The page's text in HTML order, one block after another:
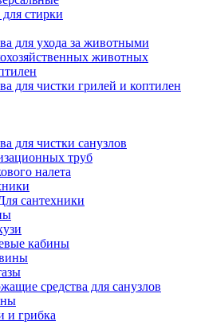
стирки
для ухода за животными
животных
для чистки грилей и коптилен
для чистки санузлов
труб
налета
сантехники
кабины
средства для санузлов
и грибка